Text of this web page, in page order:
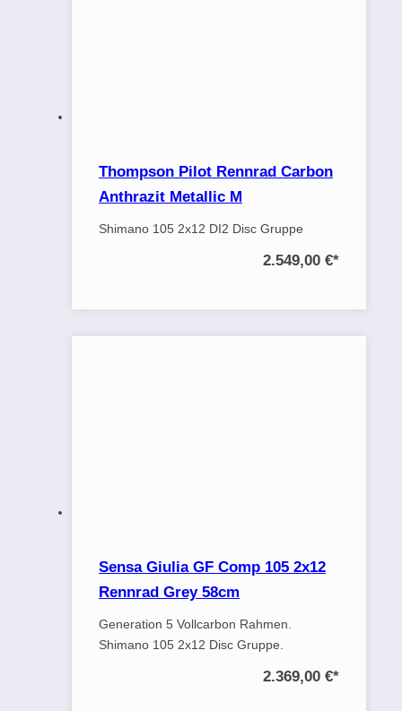
Thompson Pilot Rennrad Carbon
Anthrazit Metallic M
Shimano 105 2x12 DI2 Disc Gruppe
2.549,00 €*
Sensa Giulia GF Comp 105 2x12
Rennrad Grey 58cm
Generation 5 Vollcarbon Rahmen.
Shimano 105 2x12 Disc Gruppe.
2.369,00 €*